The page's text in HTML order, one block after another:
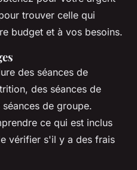
trouver celle qui
budget et à vos besoins.
des séances de
des séances de
de groupe.
ce qui est inclus
vérifier s'il y a des frais